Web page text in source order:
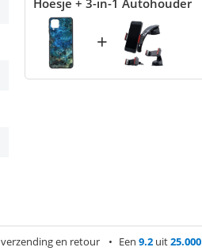
Hoesje + 3-in-1 Autohouder
+
verzending en retour Een 9.2 uit25.000